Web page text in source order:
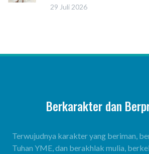
29 Juli 2026
Berkarakter dan
Terwujudnya karakter yang beriman,
Tuhan YME, dan berakhlak mulia,